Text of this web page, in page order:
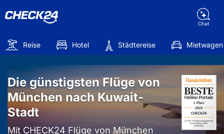
Chat
Reise Hotel Städtereise Mietwagen
Die günstigsten Flüge von
München nach Kuwait-
Stadt
Mit CHECK24 Flüge von München